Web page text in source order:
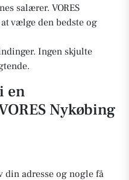
salærer. VORES
vælge den bedste og
Ingen skjulte
en
Nykøbing
din adresse og nogle få